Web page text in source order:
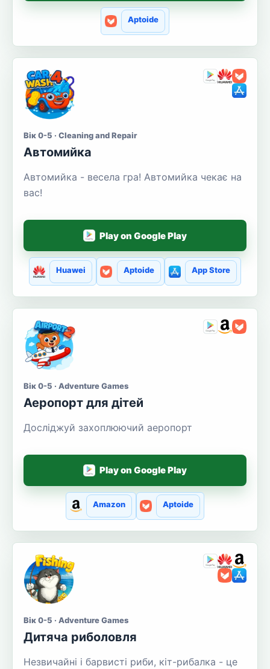
Aptoide
Вік 0-5 · Cleaning and Repair
Автомийка
Автомийка - весела гра! Автомийка чекає на
вас!
Play on Google Play
Huawei Aptoide App Store
Вік 0-5 · Adventure Games
Аеропорт для дітей
Досліджуй захоплюючий аеропорт
Play on Google Play
Amazon Aptoide
Вік 0-5 · Adventure Games
Дитяча риболовля
Незвичайні і барвисті риби, кіт-рибалка - це